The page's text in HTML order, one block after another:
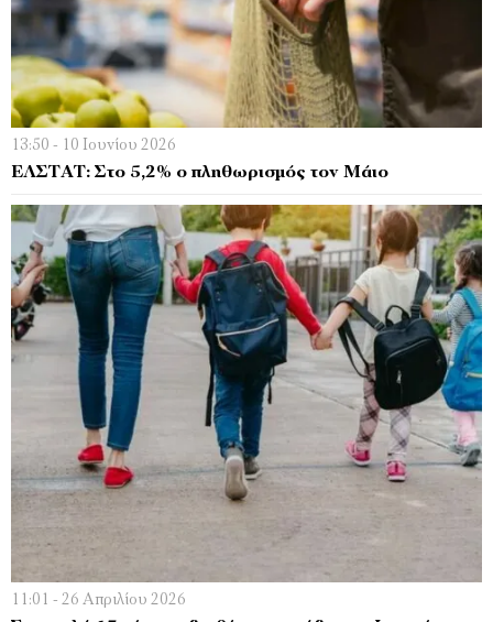
13:50 - 10 Ιουνίου 2026
ΕΛΣΤΑΤ: Στο 5,2% ο πληθωρισμός τον Μάιο
11:01 - 26 Απριλίου 2026